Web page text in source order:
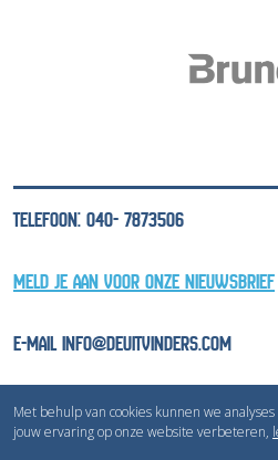
Met behulp van cookies kunnen we
jouw ervaring op onze website verbeteren,
TELEFOON: 040- 7873506
MELD JE AAN VOOR ONZE NIEUWSBRIEF
E-MAIL INFO@DEUITVINDERS.COM